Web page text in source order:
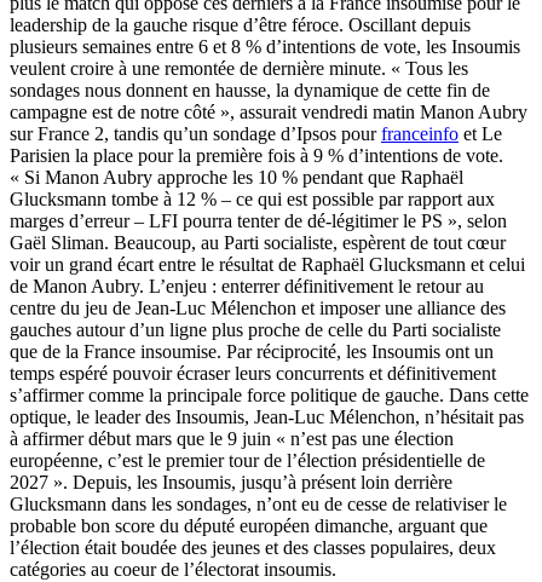
leadership de la gauche risque d’être féroce. Oscillant depuis
plusieurs semaines entre 6 et 8 % d’intentions de vote, les Insoumis
veulent croire à une remontée de dernière minute. « Tous les
sondages nous donnent en hausse, la dynamique de cette fin de
campagne est de notre côté », assurait vendredi matin Manon Aubry
sur France 2, tandis qu’un sondage d’Ipsos pourfranceinfo et Le
Parisien la place pour la première fois à 9 % d’intentions de vote.
« Si Manon Aubry approche les 10 % pendant que Raphaël
Glucksmann tombe à 12 % – ce qui est possible par rapport aux
marges d’erreur – LFI pourra tenter de dé-légitimer le PS », selon
Gaël Sliman. Beaucoup, au Parti socialiste, espèrent de tout cœur
voir un grand écart entre le résultat de Raphaël Glucksmann et celui
de Manon Aubry. L’enjeu : enterrer définitivement le retour au
centre du jeu de Jean-Luc Mélenchon et imposer une alliance des
gauches autour d’un ligne plus proche de celle du Parti socialiste
que de la France insoumise. Par réciprocité, les Insoumis ont un
temps espéré pouvoir écraser leurs concurrents et définitivement
s’affirmer comme la principale force politique de gauche. Dans cette
optique, le leader des Insoumis, Jean-Luc Mélenchon, n’hésitait pas
à affirmer début mars que le 9 juin « n’est pas une élection
européenne, c’est le premier tour de l’élection présidentielle de
2027 ». Depuis, les Insoumis, jusqu’à présent loin derrière
Glucksmann dans les sondages, n’ont eu de cesse de relativiser le
probable bon score du député européen dimanche, arguant que
l’élection était boudée des jeunes et des classes populaires, deux
catégories au coeur de l’électorat insoumis.